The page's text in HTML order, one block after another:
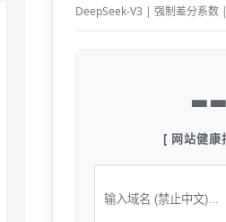
DeepSeek-V3 | 强制差分系数
--
[ 网站健康